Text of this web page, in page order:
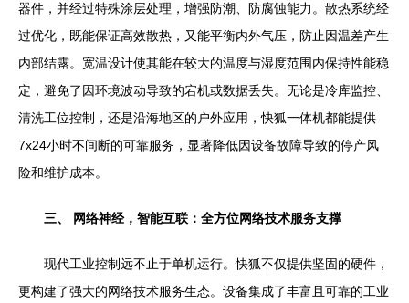
器件，并经过特殊涂层处理，增强防潮、防腐蚀能力。散热系统经
过优化，既能保证高效散热，又能平衡内外气压，防止因温差产生
内部结露。宽温设计使其能在较大的温度与湿度范围内保持性能稳
定，避免了因环境波动导致的宕机或数据丢失。无论是冷库监控、
清洗工位控制，还是沿海地区的户外应用，快狐一体机都能提供
7x24小时不间断的可靠服务，显著降低因设备故障导致的停产风
险和维护成本。
三、 网络神经，智能互联：全方位网络技术服务支撑
现代工业控制远不止于单机运行。快狐不仅提供坚固的硬件，
更构建了强大的网络技术服务生态。设备集成了丰富且可靠的工业